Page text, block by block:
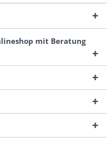
mit Beratung